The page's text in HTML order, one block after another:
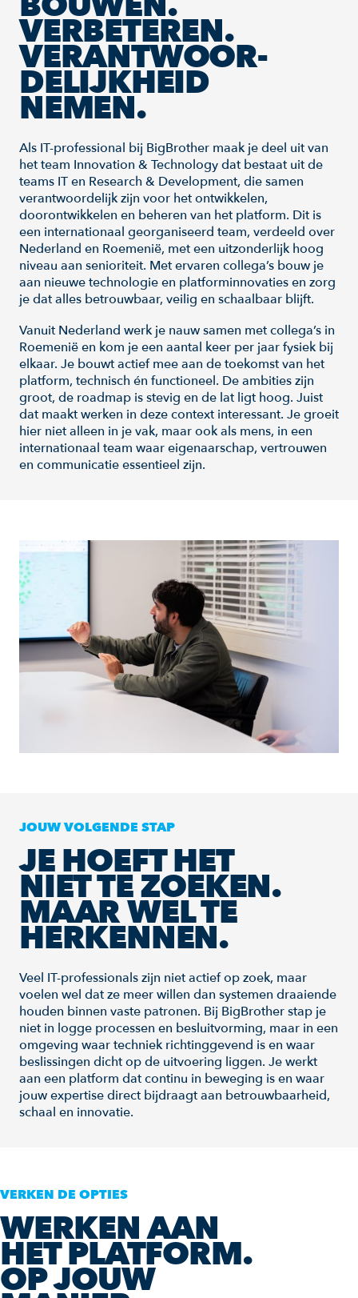
VERBETEREN.
VERANTWOOR-
DELIJKHEID
NEMEN.
Als IT-professional bij BigBrother maak je deel uit van
het team Innovation & Technology dat bestaat uit de
teams IT en Research & Development, die samen
verantwoordelijk zijn voor het ontwikkelen,
doorontwikkelen en beheren van het platform. Dit is
een internationaal georganiseerd team, verdeeld over
Nederland en Roemenië, met een uitzonderlijk hoog
niveau aan senioriteit. Met ervaren collega’s bouw je
aan nieuwe technologie en platforminnovaties en zorg
je dat alles betrouwbaar, veilig en schaalbaar blijft.
Vanuit Nederland werk je nauw samen met collega’s in
Roemenië en kom je een aantal keer per jaar fysiek bij
elkaar. Je bouwt actief mee aan de toekomst van het
platform, technisch én functioneel. De ambities zijn
groot, de roadmap is stevig en de lat ligt hoog. Juist
dat maakt werken in deze context interessant. Je groeit
hier niet alleen in je vak, maar ook als mens, in een
internationaal team waar eigenaarschap, vertrouwen
en communicatie essentieel zijn.
JOUW VOLGENDE STAP
JE HOEFT HET
NIET TE ZOEKEN.
MAAR WEL TE
HERKENNEN.
Veel IT-professionals zijn niet actief op zoek, maar
voelen wel dat ze meer willen dan systemen draaiende
houden binnen vaste patronen. Bij BigBrother stap je
niet in logge processen en besluitvorming, maar in een
omgeving waar techniek richtinggevend is en waar
beslissingen dicht op de uitvoering liggen. Je werkt
aan een platform dat continu in beweging is en waar
jouw expertise direct bijdraagt aan betrouwbaarheid,
schaal en innovatie.
VERKEN DE OPTIES
WERKEN AAN
HET PLATFORM.
OP JOUW